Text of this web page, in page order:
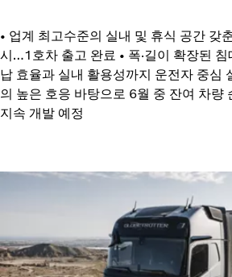
• 업계 최고수준의 실내 및 휴식 공간 갖
시…1호차 출고 완료 • 폭·길이 확장된
납 효율과 실내 활용성까지 운전자 중심
의 높은 호응 바탕으로 6월 중 잔여 차량
지속 개발 예정